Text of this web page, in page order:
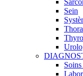
Sein